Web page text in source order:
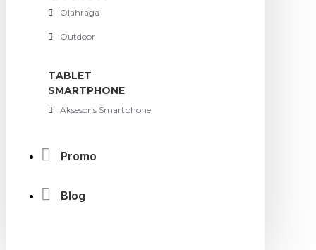
Olahraga
Outdoor
TABLET
SMARTPHONE
Aksesoris Smartphone
Promo
Blog